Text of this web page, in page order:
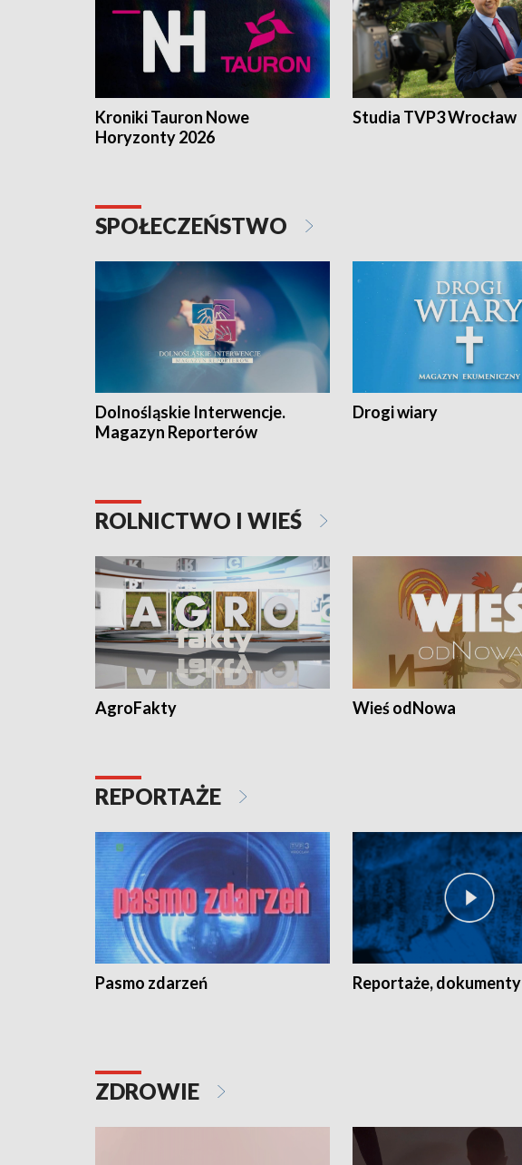
Kroniki Tauron Nowe
Horyzonty 2026
Studia TVP3 Wrocław
SPOŁECZEŃSTWO
Dolnośląskie Interwencje.
Magazyn Reporterów
Drogi wiary
ROLNICTWO I WIEŚ
AgroFakty Wieś odNowa
REPORTAŻE
Pasmo zdarzeń Reportaże, dokumenty
ZDROWIE